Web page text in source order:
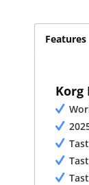
Features
Korg